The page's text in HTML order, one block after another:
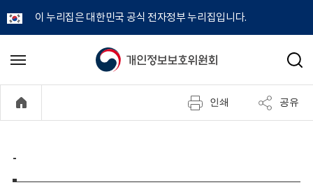
이 누리집은 대한민국 공식 전자정부 누리집입니다.
개
정
메
기
검
인쇄 공유
-